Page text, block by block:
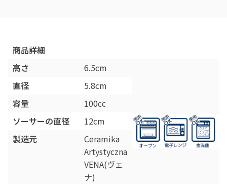
商品詳細
高さ
6.5cm
直径
5.8cm
容量
100cc
ソーサーの直径
12cm
製造元
Ceramika
Artystyczna
VENA(ヴェ
ナ)